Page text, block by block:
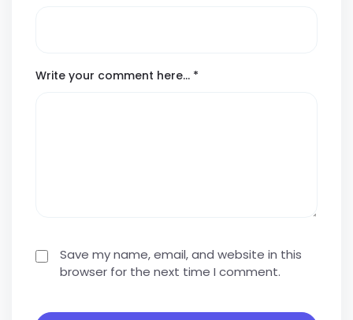
Write your comment here… *
Save my name, email, and website in this
browser for the next time I comment.